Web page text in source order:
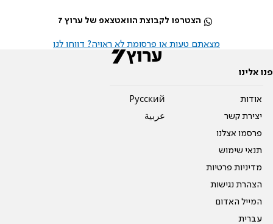
הצטרפו לקבוצת הוואטצאפ של ערוץ 7
מצאתם טעות או פרסומת לא ראויה? דווחו לנו
פנו אלינו
אודות
יצירת קשר
פרסמו אצלנו
תנאי שימוש
מדיניות פרטיות
הצהרת נגישות
המייל האדום
עברית
Pусский
عربية